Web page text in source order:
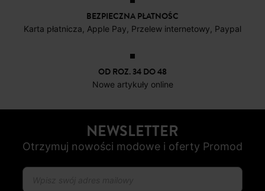
BEZPIECZNA PŁATNOŚC
Karta płatnicza, Apple Pay, Przelew internetowy, Paypal
OD ROZ. 34 DO 48
Nowe artykuły online
NEWSLETTER
Otrzymuj nowości modowe i oferty Promod